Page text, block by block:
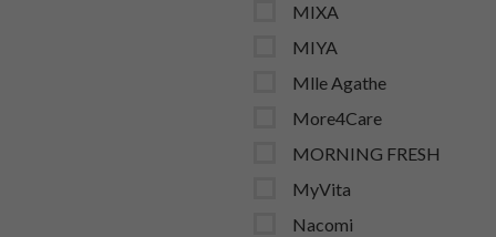
MIXA
MIYA
Mlle Agathe
More4Care
MORNING FRESH
MyVita
Nacomi